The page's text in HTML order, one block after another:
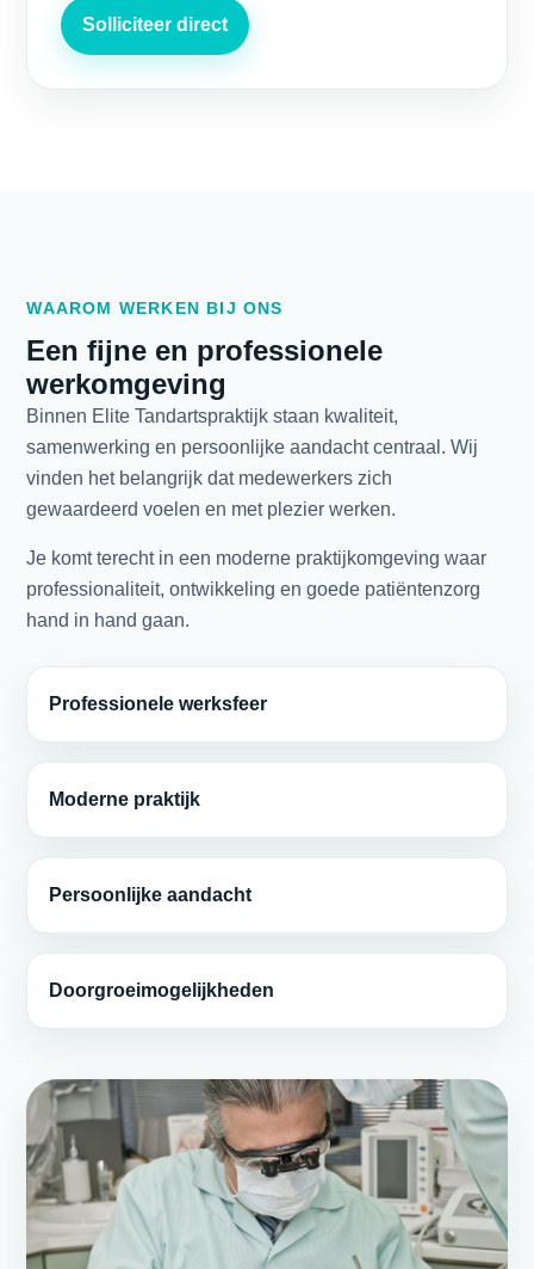
Solliciteer direct
WAAROM WERKEN BIJ ONS
Een fijne en professionele
werkomgeving
Binnen Elite Tandartspraktijk staan kwaliteit,
samenwerking en persoonlijke aandacht centraal. Wij
vinden het belangrijk dat medewerkers zich
gewaardeerd voelen en met plezier werken.
Je komt terecht in een moderne praktijkomgeving waar
professionaliteit, ontwikkeling en goede patiëntenzorg
hand in hand gaan.
Professionele werksfeer
Moderne praktijk
Persoonlijke aandacht
Doorgroeimogelijkheden